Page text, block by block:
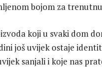
bojom za
koji u svaki dom
još uvijek ostaje
sanjali i koje nas